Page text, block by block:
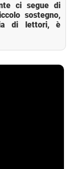
ci segue di
sostegno,
di lettori, è